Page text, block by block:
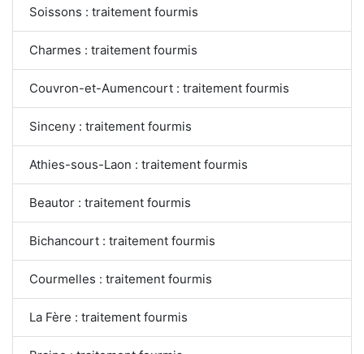
Soissons : traitement fourmis
Charmes : traitement fourmis
Couvron-et-Aumencourt : traitement fourmis
Sinceny : traitement fourmis
Athies-sous-Laon : traitement fourmis
Beautor : traitement fourmis
Bichancourt : traitement fourmis
Courmelles : traitement fourmis
La Fère : traitement fourmis